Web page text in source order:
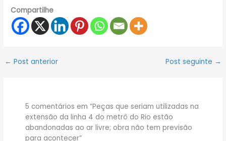
Compartilhe
← Post anterior Post seguinte →
5 comentários em “Peças que seriam utilizadas na
extensão da linha 4 do metrô do Rio estão
abandonadas ao ar livre; obra não tem previsão
para acontecer”